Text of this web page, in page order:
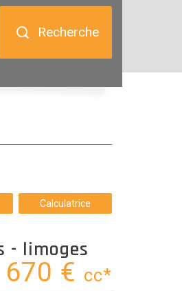
Recherche
Calculatrice
- limoges
670 € cc*